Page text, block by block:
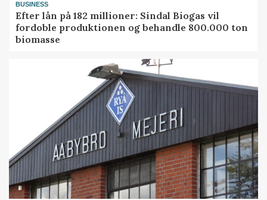
BUSINESS
Efter lån på 182 millioner: Sindal Biogas vil
fordoble produktionen og behandle 800.000 ton
biomasse